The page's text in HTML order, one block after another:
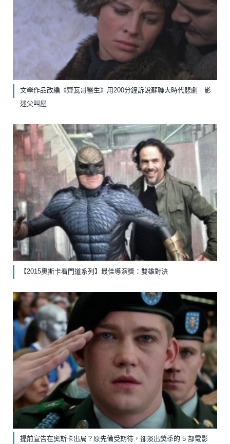
文學作品改編《齊瓦哥醫生》￼用200分鐘訴說蘇聯大時代悲劇｜影
迷尖叫屋
【2015奧斯卡看門道系列】最佳導演獎：雙雄對決
提前宣告在奧斯卡出局？原先備受期待，卻淡出獎季的 5 部電影